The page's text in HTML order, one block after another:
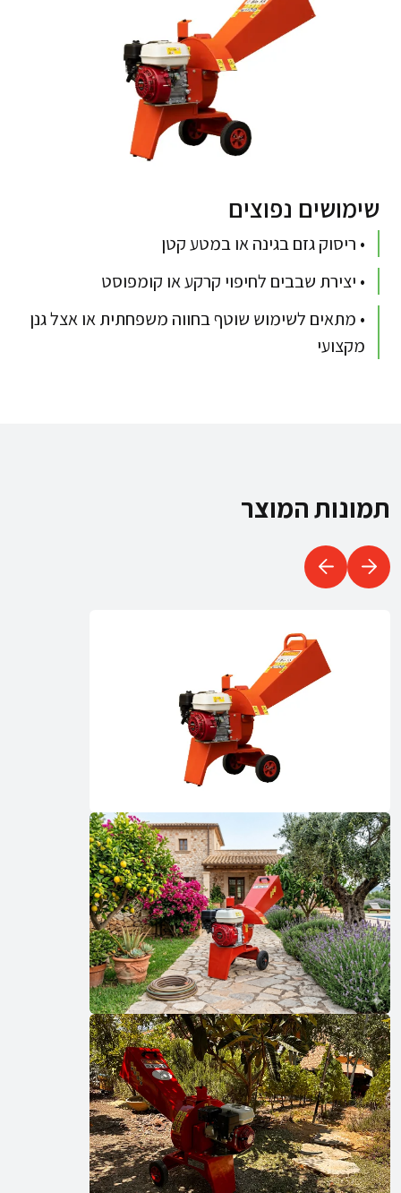
שימושים נפוצים
• ריסוק גזם בגינה או במטע קטן
• יצירת שבבים לחיפוי קרקע או קומפוסט
• מתאים לשימוש שוטף בחווה משפחתית או אצל גנן
מקצועי
תמונות המוצר